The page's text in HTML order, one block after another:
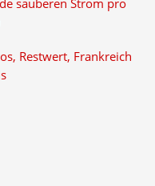
sauberen Strom pro
Restwert, Frankreich